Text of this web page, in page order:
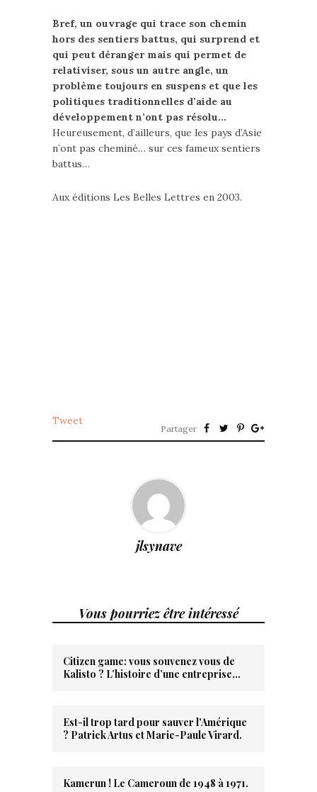
Bref, un ouvrage qui trace son chemin
hors des sentiers battus, qui surprend et
qui peut déranger mais qui permet de
relativiser, sous un autre angle, un
problème toujours en suspens et que les
politiques traditionnelles d’aide au
développement n’ont pas résolu…
Heureusement, d’ailleurs, que les pays d’Asie
n’ont pas cheminé… sur ces fameux sentiers
battus…
Aux éditions Les Belles Lettres en 2003.
Tweet
Partager
jlsynave
Vous pourriez être intéressé
Citizen game: vous souvenez vous de
Kalisto ? L’histoire d’une entreprise…
Est-il trop tard pour sauver l'Amérique
? Patrick Artus et Marie-Paule Virard.
Kamerun ! Le Cameroun de 1948 à 1971.